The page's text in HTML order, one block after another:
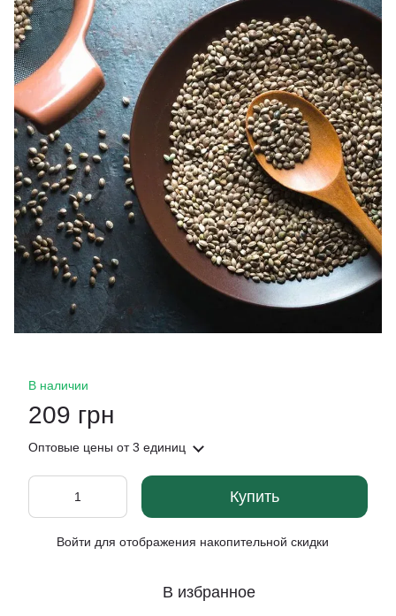
В наличии
209 грн
Оптовые цены от 3 единиц
Купить
Войти для отображения накопительной скидки
В избранное